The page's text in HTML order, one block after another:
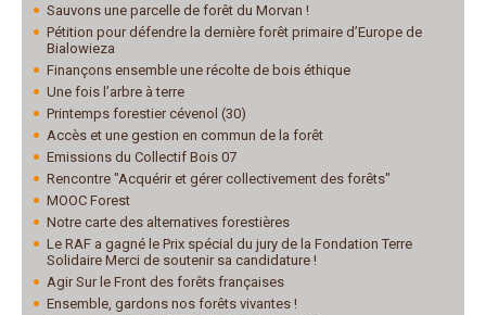
Sauvons une parcelle de forêt du Morvan !
Pétition pour défendre la dernière forêt primaire d’Europe de
Bialowieza
Finançons ensemble une récolte de bois éthique
Une fois l’arbre à terre
Printemps forestier cévenol (30)
Accès et une gestion en commun de la forêt
Emissions du Collectif Bois 07
Rencontre "Acquérir et gérer collectivement des forêts"
MOOC Forest
Notre carte des alternatives forestières
Le RAF a gagné le Prix spécial du jury de la Fondation Terre
Solidaire Merci de soutenir sa candidature !
Agir Sur le Front des forêts françaises
Ensemble, gardons nos forêts vivantes !